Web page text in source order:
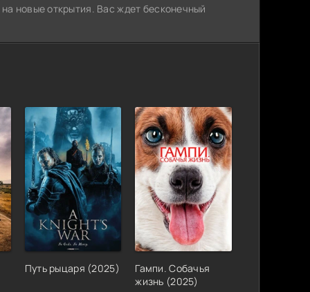
новые открытия. Вас ждет бесконечный
Путь рыцаря (2025)
Гампи. Собачья
жизнь (2025)